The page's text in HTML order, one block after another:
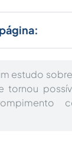
estudo
tornou